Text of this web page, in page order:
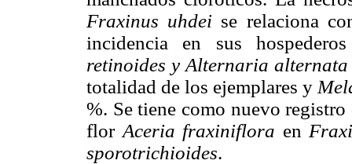
Fraxinus uhdei se relaciona
incidencia en sus
retinoides y Alternaria
totalidad de los ejemplares y
%. Se tiene como nuevo
flor Aceria fraxiniflora en
sporotrichioides.